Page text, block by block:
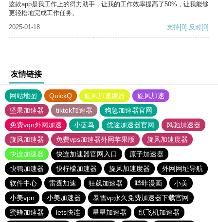
这款app是我工作上的得力助手，让我的工作效率提高了50%，让我能够
更轻松地完成工作任务。
2025-01-18
支持[0] 反对[0]
友情链接
网站地图 QuickQ 旋风加速度器
旋风加速
坚果加速器
tiktok加速器
狗急加速器官网
免费vqn外网加速
小蓝鸟 优途加速器官网
风驰加速器
旋风加速器
免费vps加速器外网苹果版
旋风加速度器
快连加速器
快连加速器官网入口
原子加速器
快鸭加速器
快柠檬加速器 旋风加速度器
外网网址导航
软件中心
雷霆加速 狂飙加速器 哔咔漫画
小美
小美vpn
小美加速器
暴雪vp永久免费加速器下载官网
蜜蜂加速器
lets快连 星星加速器
纸飞机加速器